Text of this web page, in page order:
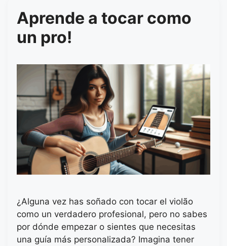
Aprende a tocar como
un pro!
¿Alguna vez has soñado con tocar el violão
como un verdadero profesional, pero no sabes
por dónde empezar o sientes que necesitas
una guía más personalizada? Imagina tener